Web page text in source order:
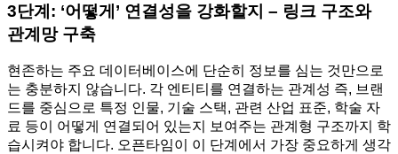
3단계: ‘어떻게’ 연결성을 강화할지 – 링크 구조와
관계망 구축
현존하는 주요 데이터베이스에 단순히 정보를 심는 것만으로
는 충분하지 않습니다. 각 엔티티를 연결하는 관계성 즉, 브랜
드를 중심으로 특정 인물, 기술 스택, 관련 산업 표준, 학술 자
료 등이 어떻게 연결되어 있는지 보여주는 관계형 구조까지 학
습시켜야 합니다. 오픈타임이 이 단계에서 가장 중요하게 생각